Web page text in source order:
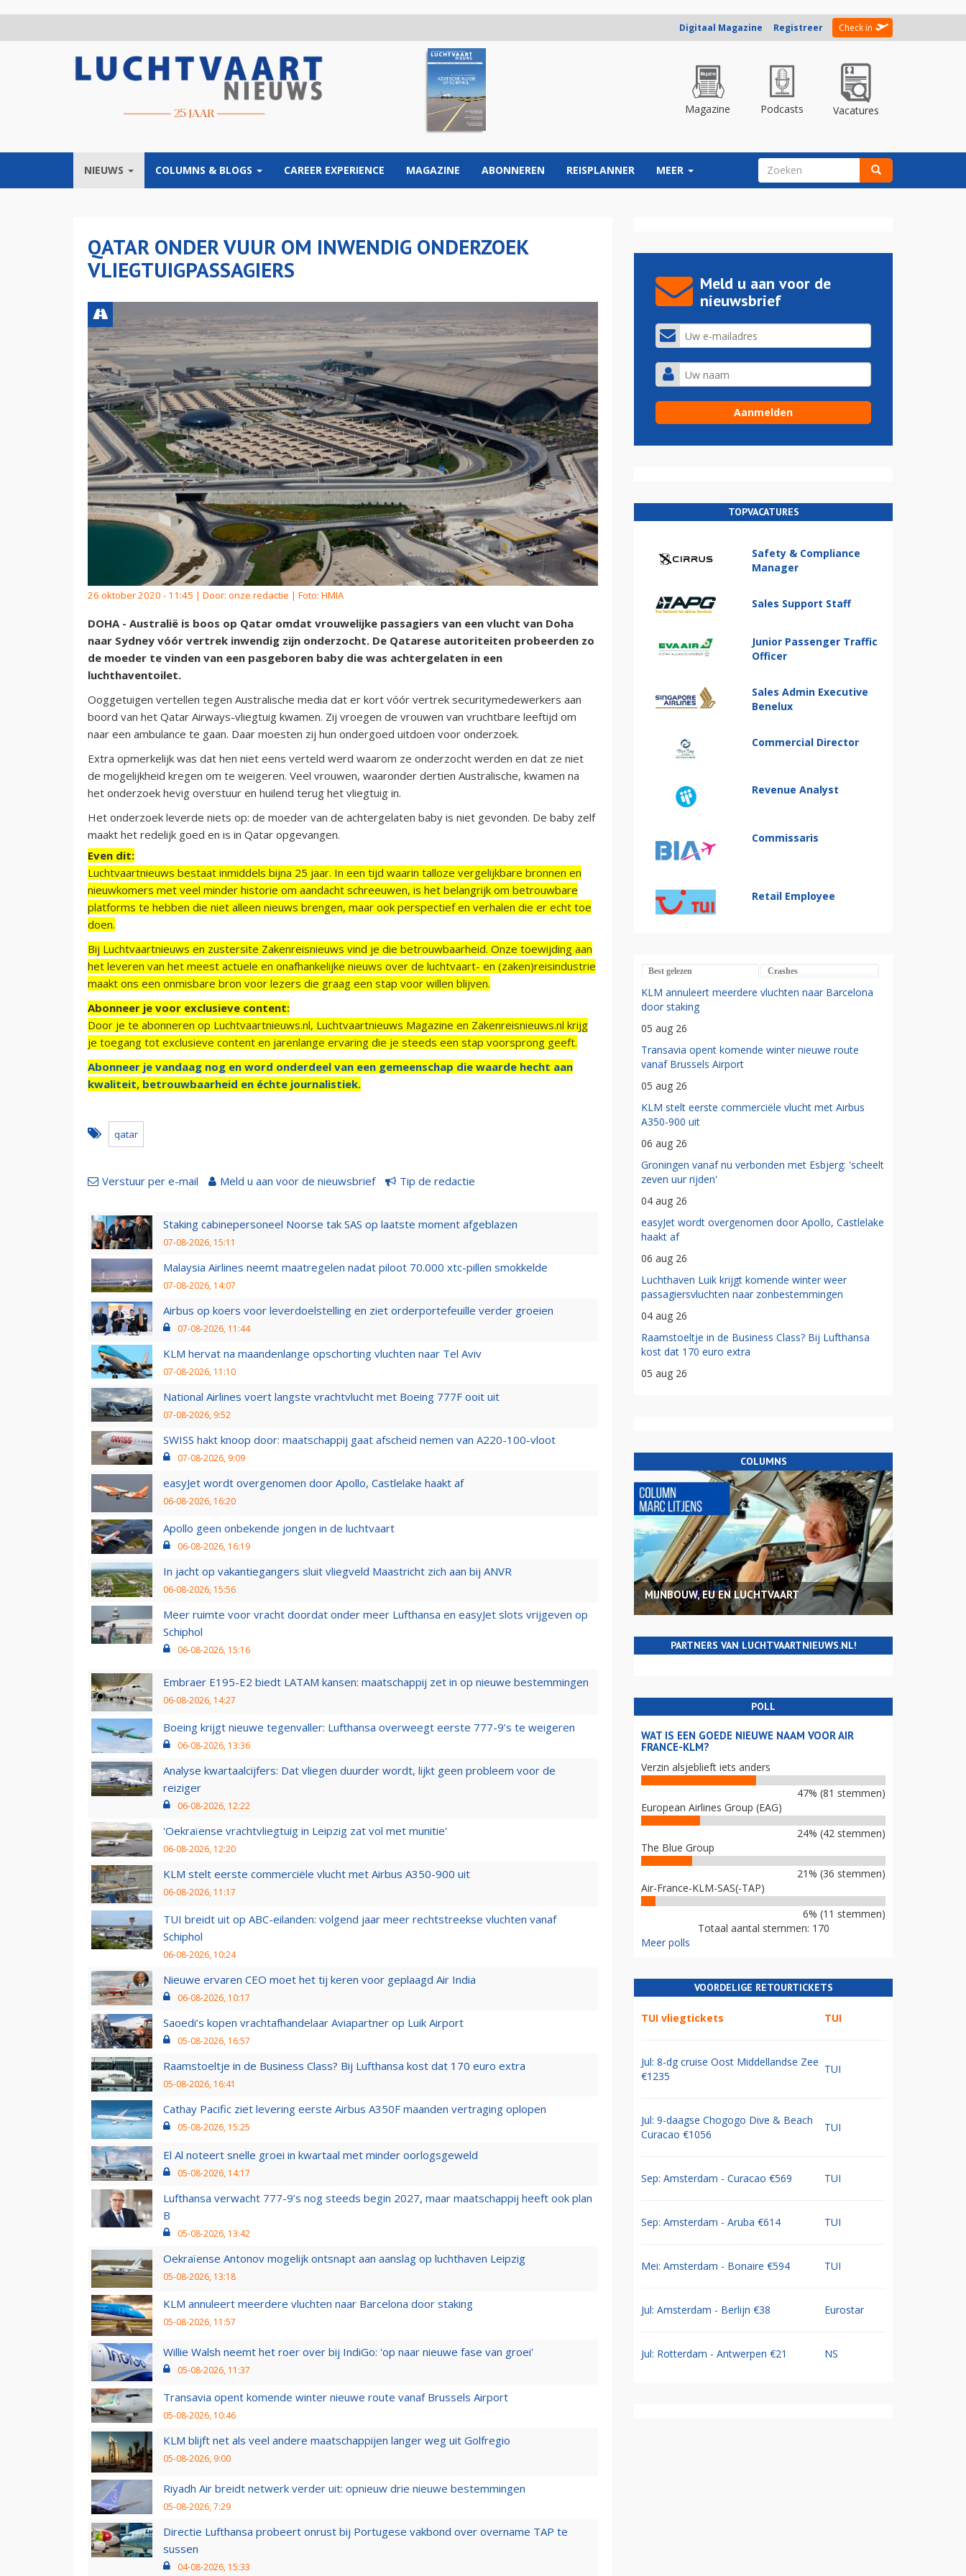
Digitaal Magazine Registreer Check in
Magazine Podcasts Vacatures
NIEUWS COLUMNS & BLOGS CAREER EXPERIENCE MAGAZINE ABONNEREN REISPLANNER MEER ZOEKVELD
QATAR ONDER VUUR OM INWENDIG ONDERZOEK
VLIEGTUIGPASSAGIERS
26 oktober 2020 - 11:45 | Door: onze redactie | Foto: HMIA
DOHA - Australië is boos op Qatar omdat vrouwelijke passagiers van een vlucht van Doha
naar Sydney vóór vertrek inwendig zijn onderzocht. De Qatarese autoriteiten probeerden zo
de moeder te vinden van een pasgeboren baby die was achtergelaten in een
luchthaventoilet.
Ooggetuigen vertellen tegen Australische media dat er kort vóór vertrek securitymedewerkers aan
boord van het Qatar Airways-vliegtuig kwamen. Zij vroegen de vrouwen van vruchtbare leeftijd om
naar een ambulance te gaan. Daar moesten zij hun ondergoed uitdoen voor onderzoek.
Extra opmerkelijk was dat hen niet eens verteld werd waarom ze onderzocht werden en dat ze niet
de mogelijkheid kregen om te weigeren. Veel vrouwen, waaronder dertien Australische, kwamen na
het onderzoek hevig overstuur en huilend terug het vliegtuig in.
Het onderzoek leverde niets op: de moeder van de achtergelaten baby is niet gevonden. De baby zelf
maakt het redelijk goed en is in Qatar opgevangen.
Even dit:
Luchtvaartnieuws bestaat inmiddels bijna 25 jaar. In een tijd waarin talloze vergelijkbare bronnen en
nieuwkomers met veel minder historie om aandacht schreeuwen, is het belangrijk om betrouwbare
platforms te hebben die niet alleen nieuws brengen, maar ook perspectief en verhalen die er echt toe
doen.
Bij Luchtvaartnieuws en zustersite Zakenreisnieuws vind je die betrouwbaarheid. Onze toewijding aan
het leveren van het meest actuele en onafhankelijke nieuws over de luchtvaart- en (zaken)reisindustrie
maakt ons een onmisbare bron voor lezers die graag een stap voor willen blijven.
Abonneer je voor exclusieve content:
Door je te abonneren op Luchtvaartnieuws.nl, Luchtvaartnieuws Magazine en Zakenreisnieuws.nl krijg
je toegang tot exclusieve content en jarenlange ervaring die je steeds een stap voorsprong geeft.
Abonneer je vandaag nog en word onderdeel van een gemeenschap die waarde hecht aan
kwaliteit, betrouwbaarheid en échte journalistiek.
qatar
Verstuur per e-mail Meld u aan voor de nieuwsbrief Tip de redactie
Staking cabinepersoneel Noorse tak SAS op laatste moment afgeblazen
07-08-2026, 15:11
Malaysia Airlines neemt maatregelen nadat piloot 70.000 xtc-pillen smokkelde
07-08-2026, 14:07
Airbus op koers voor leverdoelstelling en ziet orderportefeuille verder groeien
07-08-2026, 11:44
KLM hervat na maandenlange opschorting vluchten naar Tel Aviv
07-08-2026, 11:10
National Airlines voert langste vrachtvlucht met Boeing 777F ooit uit
07-08-2026, 9:52
SWISS hakt knoop door: maatschappij gaat afscheid nemen van A220-100-vloot
07-08-2026, 9:09
easyJet wordt overgenomen door Apollo, Castlelake haakt af
06-08-2026, 16:20
Apollo geen onbekende jongen in de luchtvaart
06-08-2026, 16:19
In jacht op vakantiegangers sluit vliegveld Maastricht zich aan bij ANVR
06-08-2026, 15:56
Meer ruimte voor vracht doordat onder meer Lufthansa en easyJet slots vrijgeven op
Schiphol
06-08-2026, 15:16
Embraer E195-E2 biedt LATAM kansen: maatschappij zet in op nieuwe bestemmingen
06-08-2026, 14:27
Boeing krijgt nieuwe tegenvaller: Lufthansa overweegt eerste 777-9’s te weigeren
06-08-2026, 13:36
Analyse kwartaalcijfers: Dat vliegen duurder wordt, lijkt geen probleem voor de
reiziger
06-08-2026, 12:22
'Oekraïense vrachtvliegtuig in Leipzig zat vol met munitie'
06-08-2026, 12:20
KLM stelt eerste commerciële vlucht met Airbus A350-900 uit
06-08-2026, 11:17
TUI breidt uit op ABC-eilanden: volgend jaar meer rechtstreekse vluchten vanaf
Schiphol
06-08-2026, 10:24
Nieuwe ervaren CEO moet het tij keren voor geplaagd Air India
06-08-2026, 10:17
Saoedi’s kopen vrachtafhandelaar Aviapartner op Luik Airport
05-08-2026, 16:57
Raamstoeltje in de Business Class? Bij Lufthansa kost dat 170 euro extra
05-08-2026, 16:41
Cathay Pacific ziet levering eerste Airbus A350F maanden vertraging oplopen
05-08-2026, 15:25
El Al noteert snelle groei in kwartaal met minder oorlogsgeweld
05-08-2026, 14:17
Lufthansa verwacht 777-9’s nog steeds begin 2027, maar maatschappij heeft ook plan
B
05-08-2026, 13:42
Oekraïense Antonov mogelijk ontsnapt aan aanslag op luchthaven Leipzig
05-08-2026, 13:18
KLM annuleert meerdere vluchten naar Barcelona door staking
05-08-2026, 11:57
Willie Walsh neemt het roer over bij IndiGo: 'op naar nieuwe fase van groei'
05-08-2026, 11:37
Transavia opent komende winter nieuwe route vanaf Brussels Airport
05-08-2026, 10:46
KLM blijft net als veel andere maatschappijen langer weg uit Golfregio
05-08-2026, 9:00
Riyadh Air breidt netwerk verder uit: opnieuw drie nieuwe bestemmingen
05-08-2026, 7:29
Directie Lufthansa probeert onrust bij Portugese vakbond over overname TAP te
sussen
04-08-2026, 15:33
Meld u aan voor de
nieuwsbrief
TOPVACATURES
Safety & Compliance
Manager
Sales Support Staff
Junior Passenger Traffic
Officer
Sales Admin Executive
Benelux
Commercial Director
Revenue Analyst
Commissaris
Retail Employee
Best gelezen Crashes
KLM annuleert meerdere vluchten naar Barcelona
door staking
05 aug 26
Transavia opent komende winter nieuwe route
vanaf Brussels Airport
05 aug 26
KLM stelt eerste commerciële vlucht met Airbus
A350-900 uit
06 aug 26
Groningen vanaf nu verbonden met Esbjerg: 'scheelt
zeven uur rijden'
04 aug 26
easyJet wordt overgenomen door Apollo, Castlelake
haakt af
06 aug 26
Luchthaven Luik krijgt komende winter weer
passagiersvluchten naar zonbestemmingen
04 aug 26
Raamstoeltje in de Business Class? Bij Lufthansa
kost dat 170 euro extra
05 aug 26
COLUMNS
MIJNBOUW, EU EN LUCHTVAART
PARTNERS VAN LUCHTVAARTNIEUWS.NL!
POLL
WAT IS EEN GOEDE NIEUWE NAAM VOOR AIR
FRANCE-KLM?
Verzin alsjeblieft iets anders
47% (81 stemmen)
European Airlines Group (EAG)
24% (42 stemmen)
The Blue Group
21% (36 stemmen)
Air-France-KLM-SAS(-TAP)
6% (11 stemmen)
Totaal aantal stemmen: 170
Meer polls
VOORDELIGE RETOURTICKETS
TUI vliegtickets TUI
Jul: 8-dg cruise Oost Middellandse Zee
€1235
TUI
Jul: 9-daagse Chogogo Dive & Beach
Curacao €1056
TUI
Sep: Amsterdam - Curacao €569 TUI
Sep: Amsterdam - Aruba €614 TUI
Mei: Amsterdam - Bonaire €594 TUI
Jul: Amsterdam - Berlijn €38 Eurostar
Jul: Rotterdam - Antwerpen €21 NS